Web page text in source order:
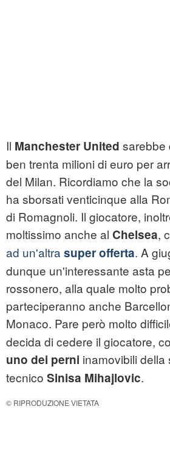
Il Manchester United sarebbe
ben trenta milioni di euro per
del Milan. Ricordiamo che la
ha sborsati venticinque alla
di Romagnoli. Il giocatore,
moltissimo anche al Chelsea,
ad un'altra super offerta. A
dunque un'interessante asta
rossonero, alla quale molto
parteciperanno anche
Monaco. Pare però molto
decida di cedere il giocatore,
uno dei perni inamovibili della
tecnico Sinisa Mihajlovic.
© RIPRODUZIONE VIETATA